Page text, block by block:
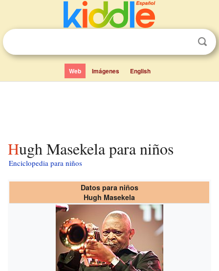
Web Imágenes English
Hugh Masekela para niños
Enciclopedia para niños
Datos para niños
Hugh Masekela